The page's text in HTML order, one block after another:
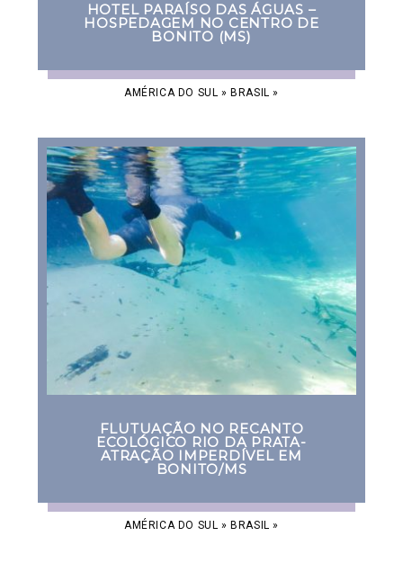
HOTEL PARAÍSO DAS ÁGUAS –
HOSPEDAGEM NO CENTRO DE
BONITO (MS)
AMÉRICA DO SUL » BRASIL »
FLUTUAÇÃO NO RECANTO
ECOLÓGICO RIO DA PRATA-
ATRAÇÃO IMPERDÍVEL EM
BONITO/MS
AMÉRICA DO SUL »BRASIL »